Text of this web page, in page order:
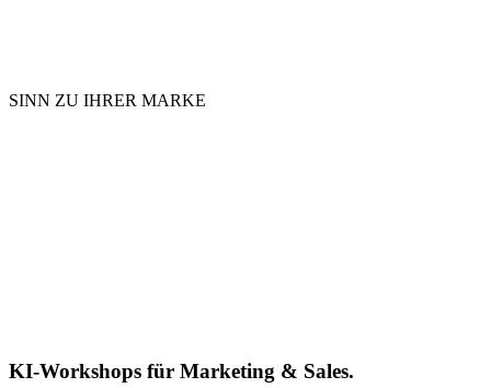
SINN ZU IHRER MARKE
KI-Workshops für Marketing & Sales.